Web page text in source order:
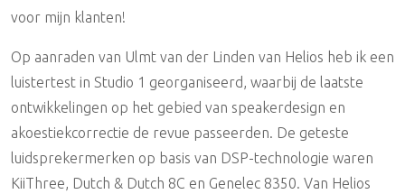
voor mijn klanten!
Op aanraden van Ulmt van der Linden van Helios heb ik een
luistertest in Studio 1 georganiseerd, waarbij de laatste
ontwikkelingen op het gebied van speakerdesign en
akoestiekcorrectie de revue passeerden. De geteste
luidsprekermerken op basis van DSP-technologie waren
KiiThree, Dutch & Dutch 8C en Genelec 8350. Van Helios